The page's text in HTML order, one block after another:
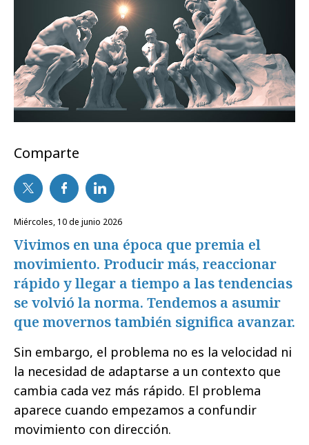
Comparte
miércoles, 10 de junio 2026
Vivimos en una época que premia el
movimiento. Producir más, reaccionar
rápido y llegar a tiempo a las tendencias
se volvió la norma. Tendemos a asumir
que movernos también significa avanzar.
Sin embargo, el problema no es la velocidad ni
la necesidad de adaptarse a un contexto que
cambia cada vez más rápido. El problema
aparece cuando empezamos a confundir
movimiento con dirección.